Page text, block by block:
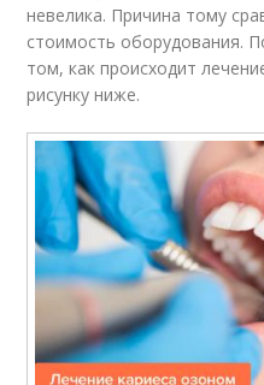
невелика. Причина тому
стоимость оборудования.
том, как происходит
рисунку ниже.